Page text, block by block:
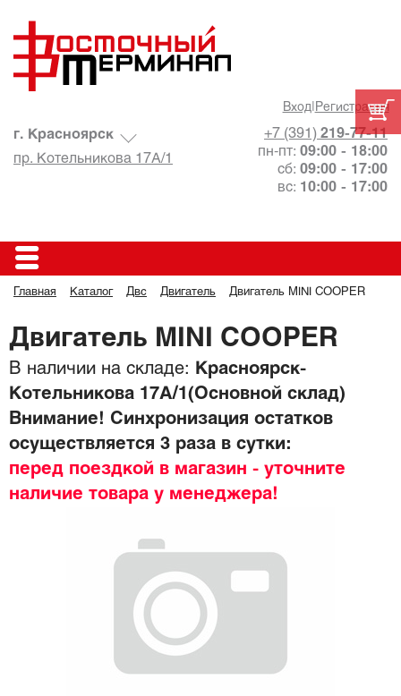
Вход| Регистрация
+7 (391) 219-77-11
пн-пт: 09:00 - 18:00
сб: 09:00 - 17:00
вс: 10:00 - 17:00
г. Красноярск
пр. Котельникова 17А/1
Главная Каталог Двс Двигатель Двигатель MINI COOPER
Двигатель MINI COOPER
В наличии на складе:
Красноярск-
Котельникова 17А/1(Основной склад)
Внимание! Синхронизация остатков
осуществляется 3 раза в сутки:
перед поездкой в магазин - уточните
наличие товара у менеджера!